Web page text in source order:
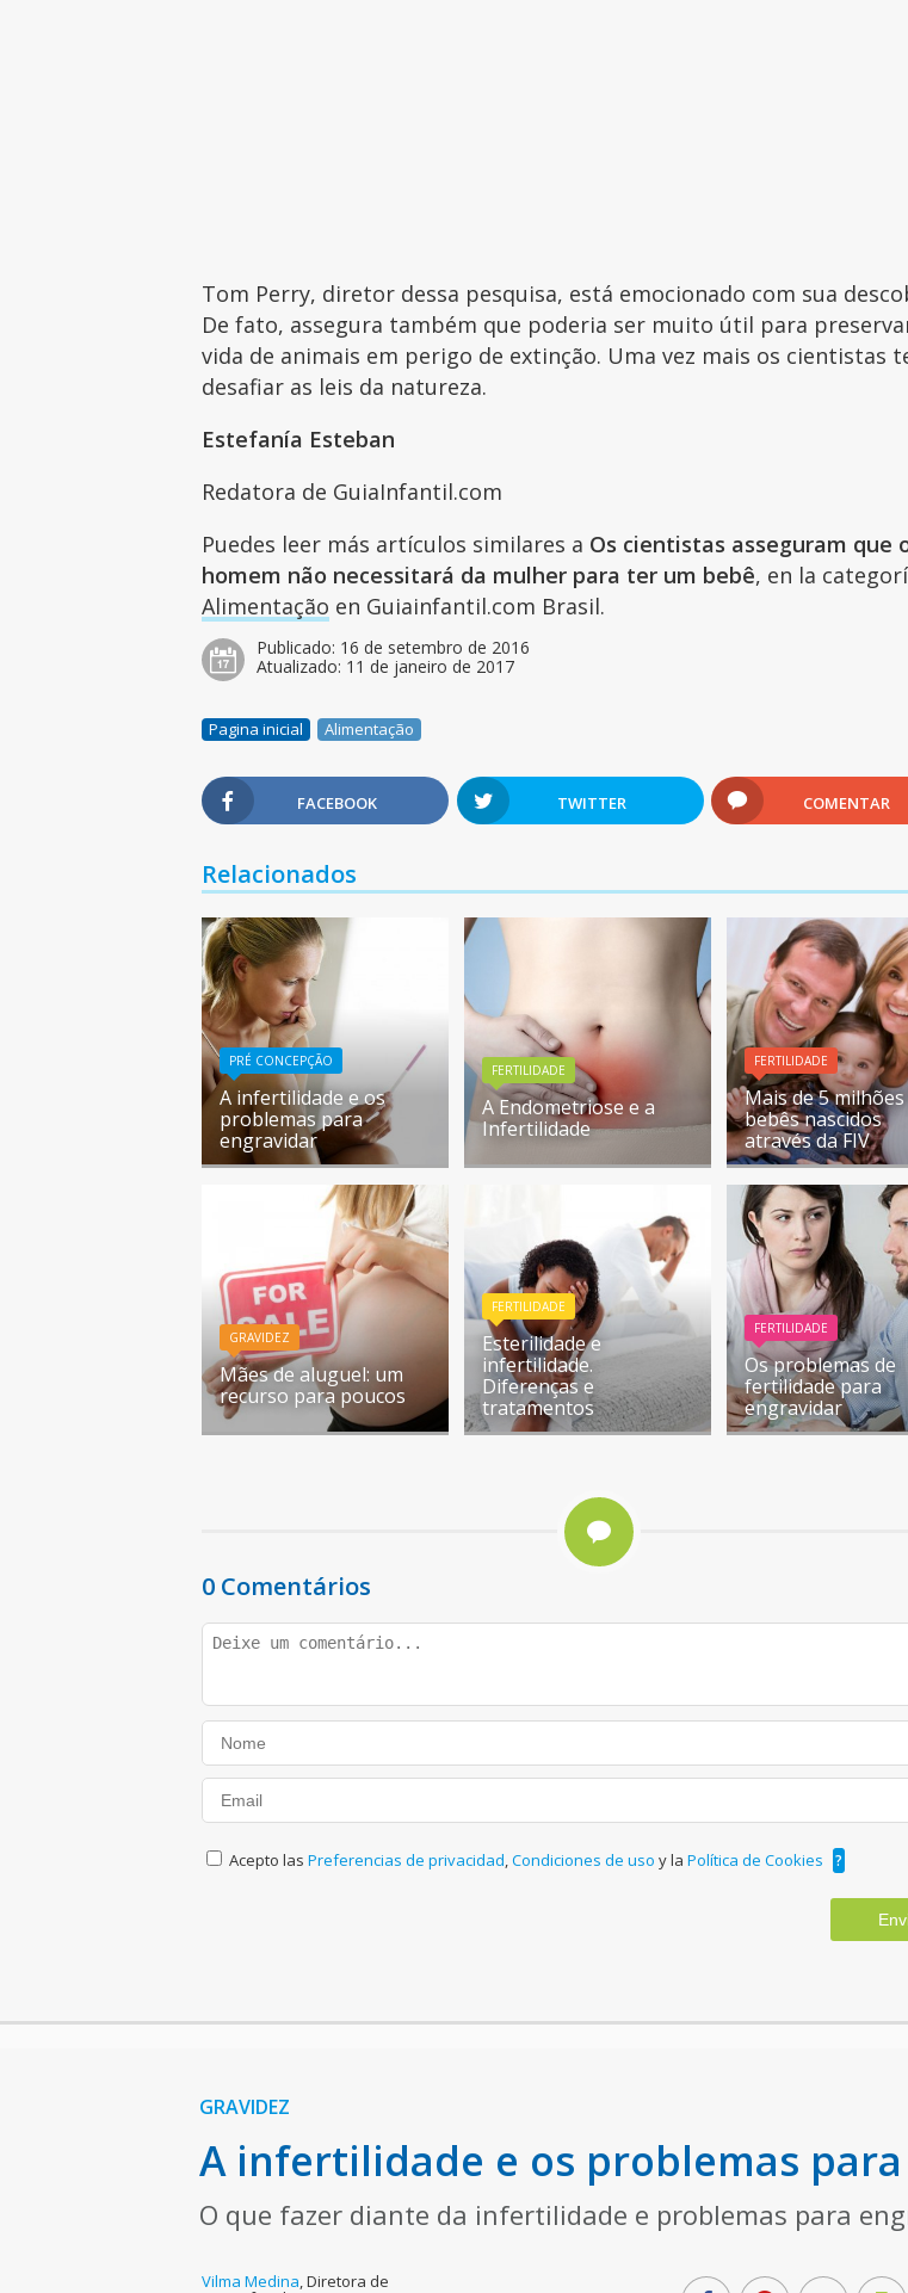
Tom Perry, diretor dessa pesquisa, está emocionado com sua
De fato, assegura também que poderia ser muito útil para
vida de animais em perigo de extinção. Uma vez mais os cientistas
desafiar as leis da natureza.
Estefanía Esteban
Redatora de GuiaInfantil.com
Puedes leer más artículos similares a Os cientistas asseguram que
homem não necessitará da mulher para ter um bebê, en la
Alimentação en Guiainfantil.com Brasil.
Publicado: 16 de setembro de 2016
Atualizado: 11 de janeiro de 2017
Pagina inicial Alimentação
FACEBOOK TWITTER COMENTAR
Relacionados
PRÉ CONCEPÇÃO
A infertilidade e os
problemas para
engravidar
FERTILIDADE
A Endometriose e a
Infertilidade
FERTILIDADE
Mais de 5 milhões
bebês nascidos
através da FIV
GRAVIDEZ
Mães de aluguel: um
recurso para poucos
FERTILIDADE
Esterilidade e
infertilidade.
Diferenças e
tratamentos
FERTILIDADE
Os problemas de
fertilidade para
engravidar
0 Comentários
Acepto lasPreferencias de privacidad ,Condiciones de usoy laPolítica de Cookies ?
GRAVIDEZ
A infertilidade e os problemas
O que fazer diante da infertilidade e problemas para
Vilma Medina ,Diretora de